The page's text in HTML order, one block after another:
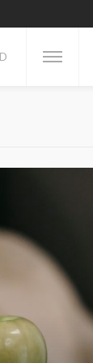
Por qué se